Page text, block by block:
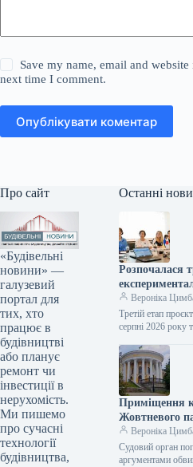
Save my name, email and
next time I comment.
Опублікувати коментар
Про сайт
«Будівельні
новини» —
галузевий
портал для
тих, хто
працює в
будівництві
або планує
ремонт чи
інвестиції в
нерухомість.
Ми пишемо
про сучасні
технології
будівництва,
Останні
Розпочалася
з утилізації
матеріалів за
Вероніка
Третій етап
серпні 2026 року
Фото:
будівельними…
Приміщення
Жовтневого
рішенням
повернути
Вероніка
Судовий орган
аргументами